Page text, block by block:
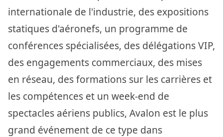
internationale de l'industrie, des expositions
statiques d'aéronefs, un programme de
conférences spécialisées, des délégations VIP,
des engagements commerciaux, des mises
en réseau, des formations sur les carrières et
les compétences et un week-end de
spectacles aériens publics, Avalon est le plus
grand événement de ce type dans